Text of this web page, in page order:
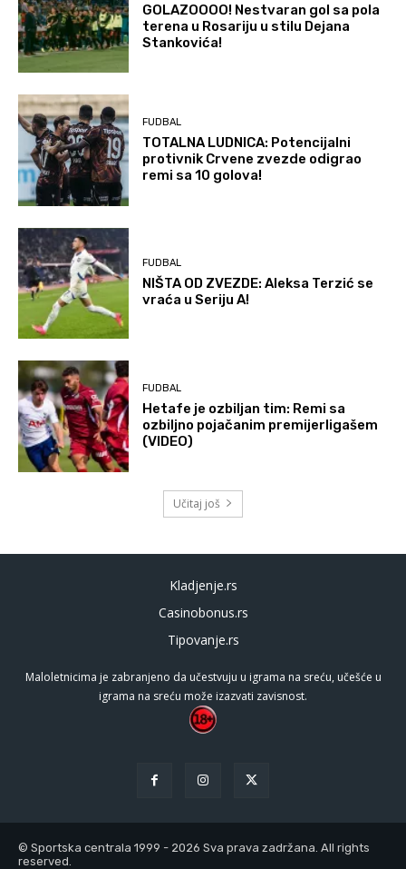
GOLAZOOOO! Nestvaran gol sa pola
terena u Rosariju u stilu Dejana
Stankovića!
FUDBAL
TOTALNA LUDNICA: Potencijalni
protivnik Crvene zvezde odigrao
remi sa 10 golova!
FUDBAL
NIŠTA OD ZVEZDE: Aleksa Terzić se
vraća u Seriju A!
FUDBAL
Hetafe je ozbiljan tim: Remi sa
ozbiljno pojačanim premijerligašem
(VIDEO)
Učitaj još
Kladjenje.rs
Casinobonus.rs
Tipovanje.rs
Maloletnicima je zabranjeno da učestvuju u igrama na sreću, učešće u
igrama na sreću može izazvati zavisnost.
© Sportska centrala 1999 - 2026 Sva prava zadržana. All rights
reserved.